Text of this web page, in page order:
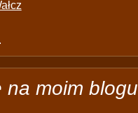
na moim blogu